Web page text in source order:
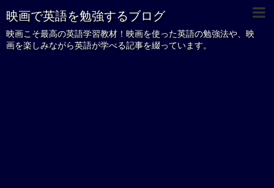
映画で英語を勉強するブログ
映画こそ最高の英語学習教材！映画を使った英語の勉強法や、映
画を楽しみながら英語が学べる記事を綴っています。